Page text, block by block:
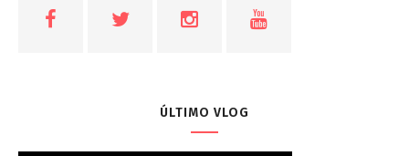
ÚLTIMO VLOG